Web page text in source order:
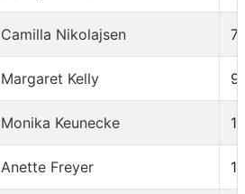
Camilla Nikolajsen
Margaret Kelly
Monika Keunecke
Anette Freyer